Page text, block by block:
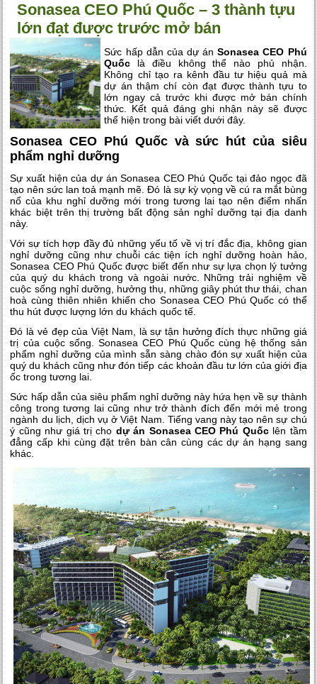
Sonasea CEO Phú Quốc – 3 thành tựu
lớn đạt được trước mở bán
Sức hấp dẫn của dự ánSonasea CEO Phú
Quốc là điều không thể nào phủ nhận.
Không chỉ tạo ra kênh đầu tư hiệu quả mà
dự án thậm chí còn đạt được thành tựu to
lớn ngay cả trước khi được mở bán chính
thức. Kết quả đáng ghi nhận này sẽ được
thể hiện trong bài viết dưới đây.
Sonasea CEO Phú Quốc và sức hút của siêu
phẩm nghỉ dưỡng
Sự xuất hiện của dự án Sonasea CEO Phú Quốc tại đảo ngọc đã
tạo nên sức lan toả mạnh mẽ. Đó là sự kỳ vọng về cú ra mắt bùng
nổ của khu nghỉ dưỡng mới trong tương lai tạo nên điểm nhấn
khác biệt trên thị trường bất động sản nghỉ dưỡng tại địa danh
này.
Với sự tích hợp đầy đủ những yếu tố về vị trí đắc địa, không gian
nghỉ dưỡng cũng như chuỗi các tiện ích nghỉ dưỡng hoàn hảo,
Sonasea CEO Phú Quốcđược biết đến như sự lựa chọn lý tưởng
của quý du khách trong và ngoài nước. Những trải nghiệm về
cuộc sống nghỉ dưỡng, hưởng thụ, những giây phút thư thái, chan
hoà cùng thiên nhiên khiến cho Sonasea CEO Phú Quốc có thể
thu hút được lượng lớn du khách quốc tế.
Đó là vẻ đẹp của Việt Nam, là sự tận hưởng đích thực những giá
trị của cuộc sống.Sonasea CEO Phú Quốccùng hệ thống sản
phẩm nghỉ dưỡng của mình sẵn sàng chào đón sự xuất hiện của
quý du khách cũng như đón tiếp các khoản đầu tư lớn của giới địa
ốc trong tương lai.
Sức hấp dẫn của siêu phẩm nghỉ dưỡng này hứa hẹn về sự thành
công trong tương lai cũng như trở thành đích đến mới mẻ trong
ngành du lịch, dịch vụ ở Việt Nam. Tiếng vang này tạo nên sự chú
ý cũng như giá trị cho dự án Sonasea CEO Phú Quốclên tầm
đẳng cấp khi cùng đặt trên bàn cân cùng các dự án hạng sang
khác.